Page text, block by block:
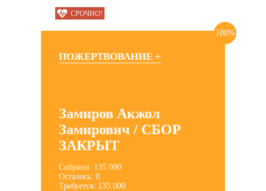
СРОЧНО!
100%
ПОЖЕРТВОВАНИЕ +
Замиров Акжол
Замирович / СБОР
ЗАКРЫТ
Собрано: 135 000
Осталось: 0
Требуется: 135 000